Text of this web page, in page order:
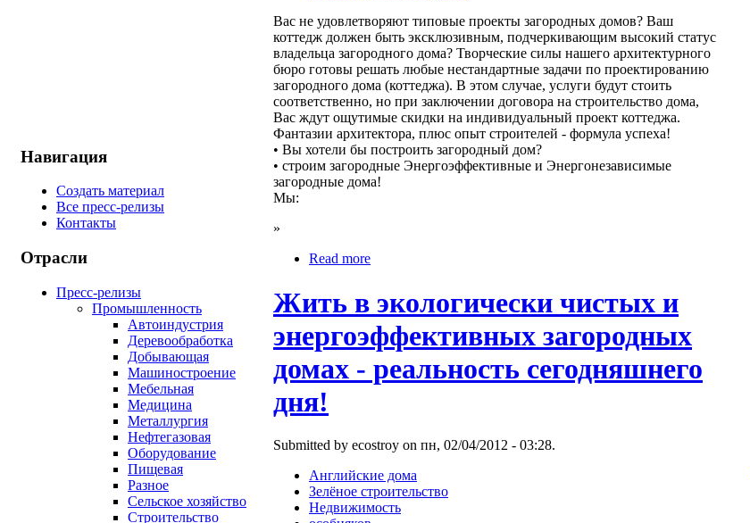
Навигация
Создать материал
Все пресс-релизы
Контакты
Отрасли
Пресс-релизы
Промышленность
Автоиндустрия
Деревообработка
Добывающая
Машиностроение
Мебельная
Медицина
Металлургия
Нефтегазовая
Оборудование
Пищевая
Разное
Сельское хозяйство
Строительство
Вас не удовлетворяют типовые проекты загородных домов? Ваш
коттедж должен быть эксклюзивным, подчеркивающим высокий статус
владельца загородного дома? Творческие силы нашего архитектурного
бюро готовы решать любые нестандартные задачи по проектированию
загородного дома (коттеджа). В этом случае, услуги будут стоить
соответственно, но при заключении договора на строительство дома,
Вас ждут ощутимые скидки на индивидуальный проект коттеджа.
Фантазии архитектора, плюс опыт строителей - формула успеха!
• Вы хотели бы построить загородный дом?
• строим загородные Энергоэффективные и Энергонезависимые
загородные дома!
Мы:
»
Read more
Жить в экологически чистых и
энергоэффективных загородных
домах - реальность сегодняшнего
дня!
Submitted by ecostroy on пн, 02/04/2012 - 03:28.
Английские дома
Зелёное строительство
Недвижимость